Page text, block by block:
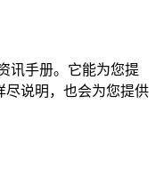
讯手册。它能为您提
尽说明，也会为您提供